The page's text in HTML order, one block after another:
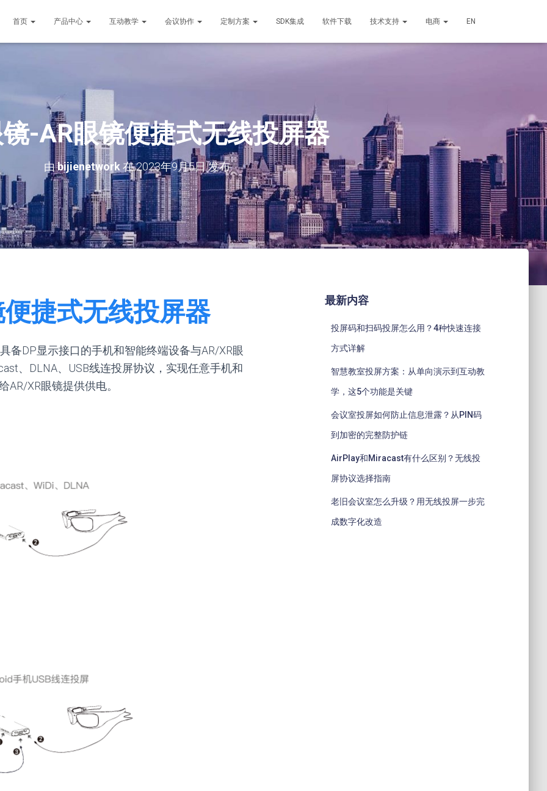
首页 产品中心 互动教学 会议协作 定制方案 SDK集成 软件下载 技术支持 电商 EN
-AR眼镜便捷式无线投屏器
由bijienetwork 在2023年9月5日发布
捷式无线投屏器
备DP显示接口的手机和智能终端设备与AR/XR眼
、DLNA、USB线连投屏协议，实现任意手机和
AR/XR眼镜提供供电。
最新内容
投屏码和扫码投屏怎么用？4种快速连接
方式详解
智慧教室投屏方案：从单向演示到互动教
学，这5个功能是关键
会议室投屏如何防止信息泄露？从PIN码
到加密的完整防护链
AirPlay和Miracast有什么区别？无线投
屏协议选择指南
老旧会议室怎么升级？用无线投屏一步完
成数字化改造